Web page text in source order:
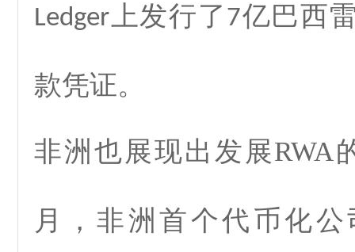
Ledger上发行了 7亿巴西
款凭证。
非洲也展现出发展RWA
月，非洲首个代币化